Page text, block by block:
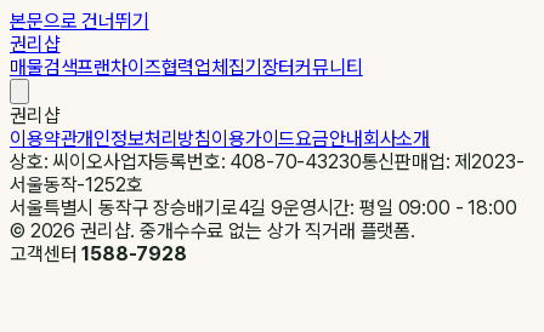
본문으로 건너뛰기
권리샵
매물검색프랜차이즈협력업체집기장터커뮤니티
권리샵
이용약관개인정보처리방침이용가이드요금안내회사소개
상호: 씨이오사업자등록번호: 408-70-43230통신판매업: 제2023-
서울동작-1252호
서울특별시 동작구 장승배기로4길 9운영시간: 평일 09:00 - 18:00
© 2026 권리샵. 중개수수료 없는 상가 직거래 플랫폼.
고객센터1588-7928